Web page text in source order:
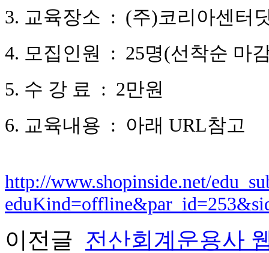
3. 교육장소 : (주)코리아센터
4. 모집인원 : 25명(선착순 마
5. 수 강 료 : 2만원
6. 교육내용 : 아래 URL참고
http://www.shopinside.net/
이전글 전산회계운용사